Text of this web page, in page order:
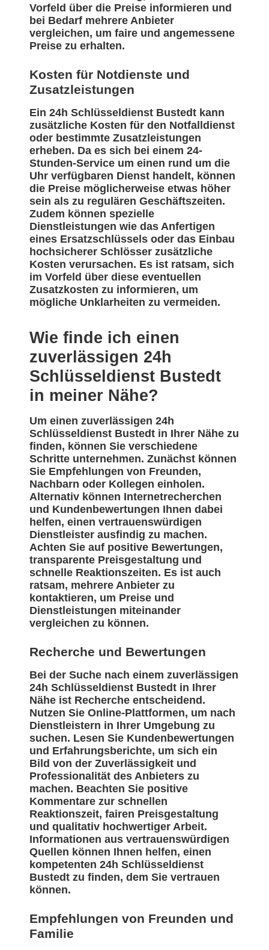
Vorfeld über die Preise informieren und
bei Bedarf mehrere Anbieter
vergleichen, um faire und angemessene
Preise zu erhalten.
Kosten für Notdienste und
Zusatzleistungen
Ein 24h Schlüsseldienst Bustedt kann
zusätzliche Kosten für den Notfalldienst
oder bestimmte Zusatzleistungen
erheben. Da es sich bei einem 24-
Stunden-Service um einen rund um die
Uhr verfügbaren Dienst handelt, können
die Preise möglicherweise etwas höher
sein als zu regulären Geschäftszeiten.
Zudem können spezielle
Dienstleistungen wie das Anfertigen
eines Ersatzschlüssels oder das Einbau
hochsicherer Schlösser zusätzliche
Kosten verursachen. Es ist ratsam, sich
im Vorfeld über diese eventuellen
Zusatzkosten zu informieren, um
mögliche Unklarheiten zu vermeiden.
Wie finde ich einen
zuverlässigen 24h
Schlüsseldienst Bustedt
in meiner Nähe?
Um einen zuverlässigen 24h
Schlüsseldienst Bustedt in Ihrer Nähe zu
finden, können Sie verschiedene
Schritte unternehmen. Zunächst können
Sie Empfehlungen von Freunden,
Nachbarn oder Kollegen einholen.
Alternativ können Internetrecherchen
und Kundenbewertungen Ihnen dabei
helfen, einen vertrauenswürdigen
Dienstleister ausfindig zu machen.
Achten Sie auf positive Bewertungen,
transparente Preisgestaltung und
schnelle Reaktionszeiten. Es ist auch
ratsam, mehrere Anbieter zu
kontaktieren, um Preise und
Dienstleistungen miteinander
vergleichen zu können.
Recherche und Bewertungen
Bei der Suche nach einem zuverlässigen
24h Schlüsseldienst Bustedt in Ihrer
Nähe ist Recherche entscheidend.
Nutzen Sie Online-Plattformen, um nach
Dienstleistern in Ihrer Umgebung zu
suchen. Lesen Sie Kundenbewertungen
und Erfahrungsberichte, um sich ein
Bild von der Zuverlässigkeit und
Professionalität des Anbieters zu
machen. Beachten Sie positive
Kommentare zur schnellen
Reaktionszeit, fairen Preisgestaltung
und qualitativ hochwertiger Arbeit.
Informationen aus vertrauenswürdigen
Quellen können Ihnen helfen, einen
kompetenten 24h Schlüsseldienst
Bustedt zu finden, dem Sie vertrauen
können.
Empfehlungen von Freunden und
Familie